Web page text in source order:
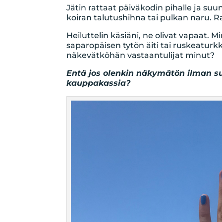
Jätin rattaat päiväkodin pihalle ja
koiran talutushihna tai pulkan naru.
Heiluttelin käsiäni, ne olivat vapaat.
saparopäisen tytön äiti tai
näkevätköhän vastaantulijat minut?
Entä jos olenkin näkymätön ilman
kauppakassia?